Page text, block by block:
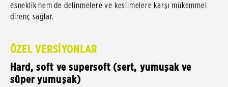
esneklik hem de delinmelere ve kesilmelere karşı mükemmel
direnç sağlar.
ÖZEL VERSİYONLAR
Hard, soft ve supersoft (sert, yumuşak ve
süper yumuşak)